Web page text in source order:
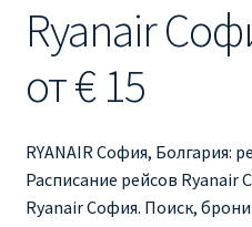
Ryanair изменения
Ryanair изменить дату
Ryanair изменить фамилию
Ryanair Испания
Ryanair
от € 15
RYANAIR София, Болгария:
Расписание рейсов
Ryanair София. Поиск,